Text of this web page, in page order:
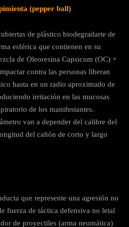
(pepper ball)
de plástico biodegradarte de
esférica que contienen en su
de Oleoresina Capsicum (OC) +
contra las personas liberan
hasta en un radio aproximado de
irritación en las mucosas
de los manifestantes.
van a depender del calibre del
del cañón de corto y largo
que represente una agresión no
fuerza de táctica defensiva no letal
de proyectiles (arma neumática)